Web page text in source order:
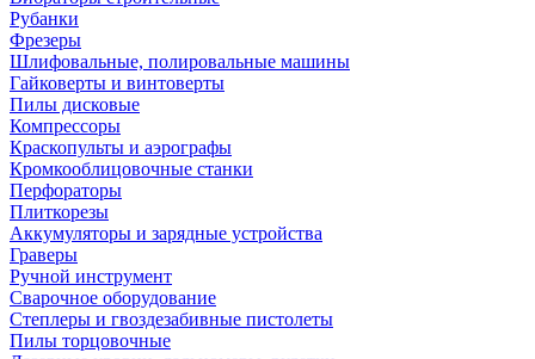
Рубанки
Фрезеры
Шлифовальные, полировальные машины
Гайковерты и винтоверты
Пилы дисковые
Компрессоры
Краскопульты и аэрографы
Кромкооблицовочные станки
Перфораторы
Плиткорезы
Аккумуляторы и зарядные устройства
Граверы
Ручной инструмент
Сварочное оборудование
Степлеры и гвоздезабивные пистолеты
Пилы торцовочные